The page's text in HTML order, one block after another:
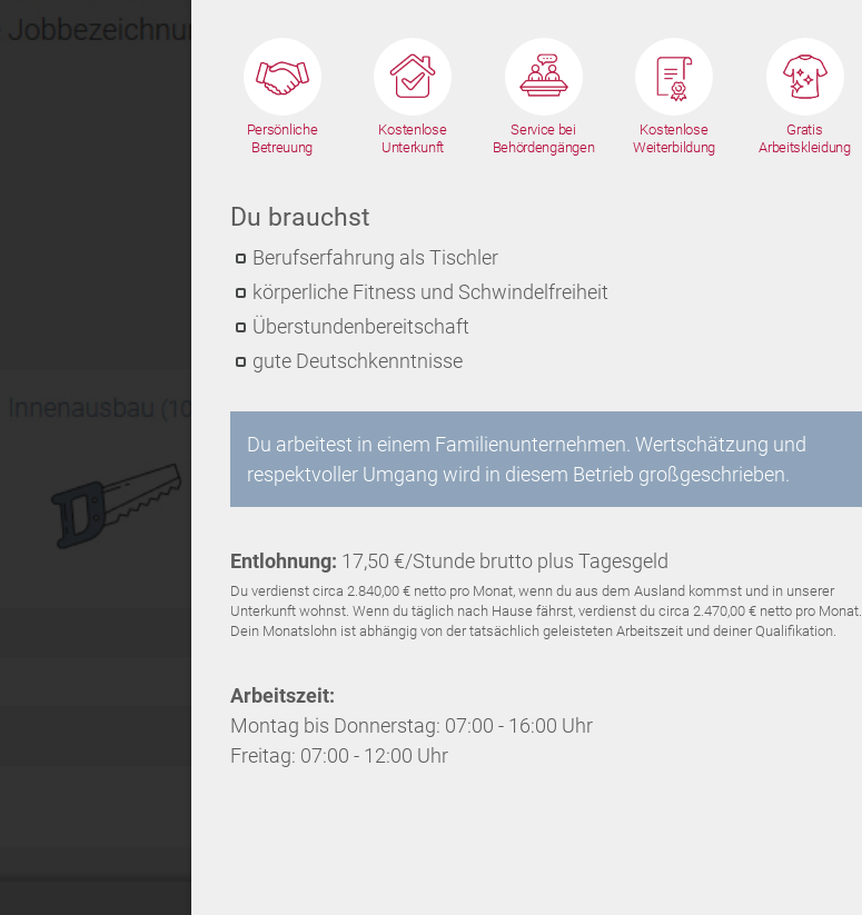
Persönliche
Betreuung
Kostenlose
Unterkunft
Service bei
Behördengängen
Kostenlose
Weiterbildung
Gratis
Arbeitskleidung
Du brauchst
Berufserfahrung als Tischler
körperliche Fitness und Schwindelfreiheit
Überstundenbereitschaft
gute Deutschkenntnisse
Du arbeitest in einem Familienunternehmen. Wertschätzung und
respektvoller Umgang wird in diesem Betrieb großgeschrieben.
Entlohnung: 17,50 €/Stunde brutto plus Tagesgeld
Du verdienst circa 2.840,00 € netto pro Monat, wenn du aus dem Ausland kommst und in unserer
Unterkunft wohnst. Wenn du täglich nach Hause fährst, verdienst du circa 2.470,00 € netto pro Monat.
Dein Monatslohn ist abhängig von der tatsächlich geleisteten Arbeitszeit und deiner Qualifikation.
Arbeitszeit:
Montag bis Donnerstag: 07:00 - 16:00 Uhr
Freitag: 07:00 - 12:00 Uhr